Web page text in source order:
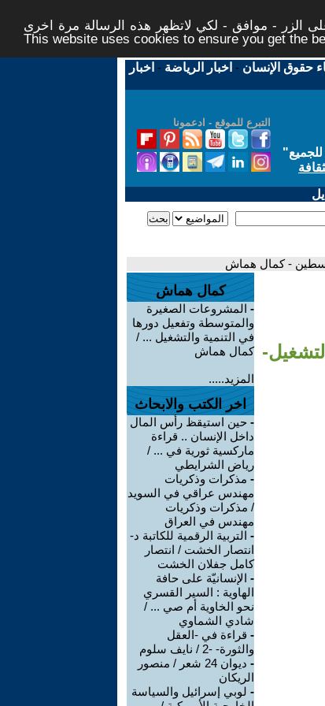
الزر - موافق - لكي لاتظهر هذه الرسالة مرة اخرى -
This website uses cookies to ensure you get the
حقوق الإنسان - اخبار الرياضة - اخبار
التبرع للموقع - ادعمونا
"
- كمال هماش
كمال هماش
- المشروعات الصغيرة
والمتوسطة وتفعيل دورها
في التنمية والتشغيل ... /
كمال هماش
المزيد.....
اخر الكتب والابحاث
- حين استيقظ رأس المال
داخل الإنسان .. قراءة
ماركسية ثورية في ... /
رياض الشرايطي
- مذكرات وذكريات
مهندس عراقي في السويد
/ مذكرات وذكريات
مهندس في العراق
- التربية الرقمية للكاتبة د-
انتصار الخشت / انتصار
كامل جفلان الخشت
- الإنسانيّة على حافة
الهاوية : السير القسري
نحو الخاوية أم صي ... /
شادي الشماوي
- قراءة في -العقل
والثورة- -2 / نايف سلوم
-
ديوان 24 شعر / منصور
الريكان
- لوبي إسرائيل والسياسة